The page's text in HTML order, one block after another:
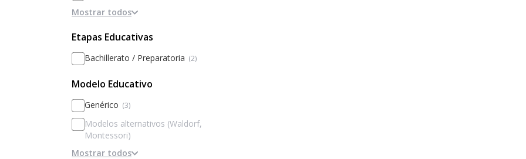
Femenino
Diferenciado por sexos
Mostrar todos
Etapas Educativas
Bachillerato / Preparatoria (2)
Modelo Educativo
Genérico (3)
Modelos alternativos (Waldorf,
Montessori)
Basado en la disciplina / internados
Mostrar todos